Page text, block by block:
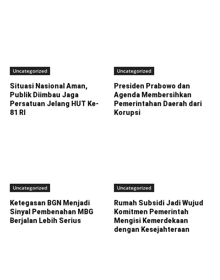
Uncategorized
Situasi Nasional Aman,
Publik Diimbau Jaga
Persatuan Jelang HUT Ke-
81 RI
Uncategorized
Presiden Prabowo dan
Agenda Membersihkan
Pemerintahan Daerah dari
Korupsi
Uncategorized
Ketegasan BGN Menjadi
Sinyal Pembenahan MBG
Berjalan Lebih Serius
Uncategorized
Rumah Subsidi Jadi Wujud
Komitmen Pemerintah
Mengisi Kemerdekaan
dengan Kesejahteraan